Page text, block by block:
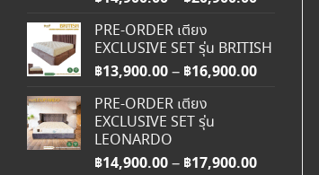
through
฿20,900.00
PRE-ORDER เตียง
EXCLUSIVE SET รุ่น BRITISH
฿13,900.00– ฿16,900.00Price
PRE-ORDER เตียง
EXCLUSIVE SET รุ่น
LEONARDO
฿14,900.00– ฿17,900.00Price